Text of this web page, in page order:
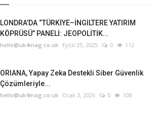
LONDRA’DA “TÜRKİYE–İNGİLTERE YATIRIM
KÖPRÜSÜ” PANELİ: JEOPOLİTİK...
hello@uk4mag.co.uk Eylül 25, 2025 0 112
ORIANA, Yapay Zeka Destekli Siber Güvenlik
Çözümleriyle...
hello@uk4mag.co.uk Ocak 3, 2026 0 108